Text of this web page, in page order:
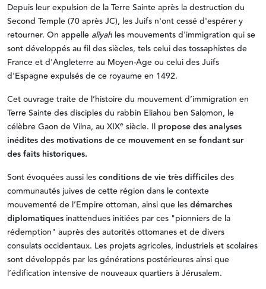
Depuis leur expulsion de la Terre Sainte après la destruction du
Second Temple (70 après JC), les Juifs n'ont cessé d'espérer y
retourner. On appelle aliyah les mouvements d'immigration qui se
sont développés au fil des siècles, tels celui des tossaphistes de
France et d'Angleterre au Moyen-Age ou celui des Juifs
d'Espagne expulsés de ce royaume en 1492.
Cet ouvrage traite de l’histoire du mouvement d’immigration en
Terre Sainte des disciples du rabbin Eliahou ben Salomon, le
célèbre Gaon de Vilna, au XIXe siècle. Il propose des analyses
inédites des motivations de ce mouvement en se fondant sur
des faits historiques.
Sont évoquées aussi lesconditions de vie très difficilesdes
communautés juives de cette région dans le contexte
mouvementé de l’Empire ottoman, ainsi que lesdémarches
diplomatiques inattendues initiées par ces "pionniers de la
rédemption" auprès des autorités ottomanes et de divers
consulats occidentaux. Les projets agricoles, industriels et scolaires
sont développés par les générations postérieures ainsi que
l’édification intensive de nouveaux quartiers à Jérusalem.